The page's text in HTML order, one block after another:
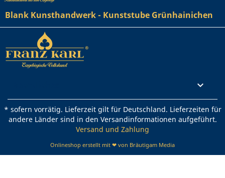
Blank Kunsthandwerk - Kunststube Grünhainichen

* sofern vorrätig. Lieferzeit gilt für Deutschland. Lieferzeiten für
andere Länder sind in den Versandinformationen aufgeführt.
Versand und Zahlung
Onlineshop erstellt mit ❤ von Bräutigam Media